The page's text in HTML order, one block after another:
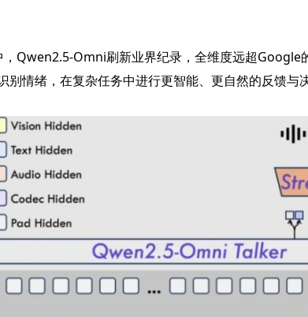
Omni刷新业界纪录，全维度远超Google
情绪，在复杂任务中进行更智能、更自然的反馈与决